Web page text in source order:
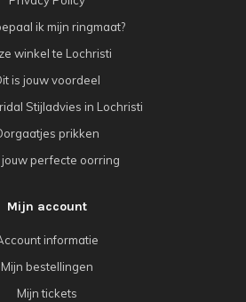
ik mijn ringmaat?
winkel te Lochristi
is jouw voordeel
Stijladvies in Lochristi
prikken
perfecte oorring
Mijn account
informatie
Mijn bestellingen
Mijn tickets